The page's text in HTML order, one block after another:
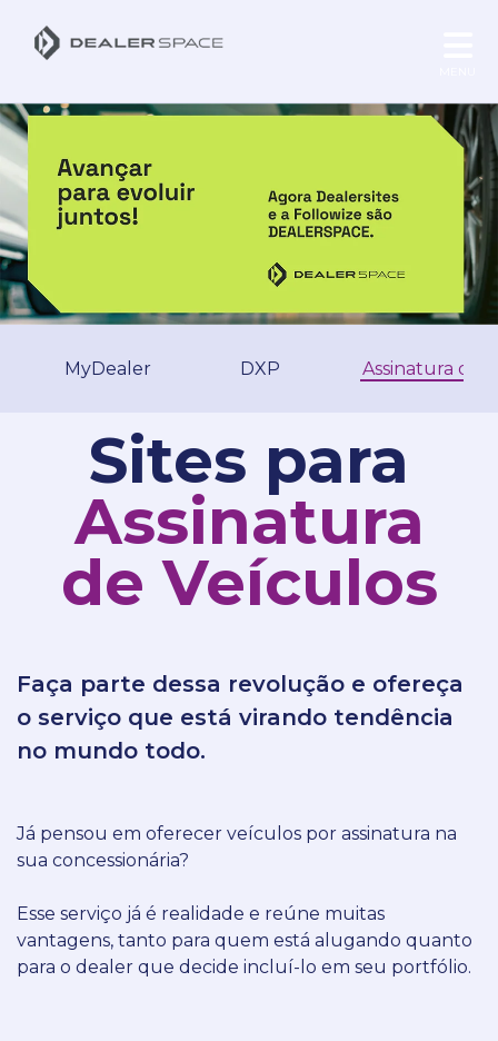
MyDealer DXP Assinatura de
Sites para
Assinatura
de Veículos
Faça parte dessa revolução e ofereça
o serviço que está virando tendência
no mundo todo.
Já pensou em oferecer veículos por assinatura na
sua concessionária?
Esse serviço já é realidade e reúne muitas
vantagens, tanto para quem está alugando quanto
para o dealer que decide incluí-lo em seu portfólio.